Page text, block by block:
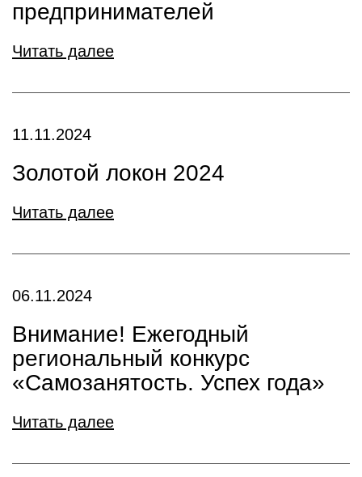
предпринимателей
Читать далее
11.11.2024
Золотой локон 2024
Читать далее
06.11.2024
Внимание! Ежегодный
региональный конкурс
«Самозанятость. Успех года»
Читать далее